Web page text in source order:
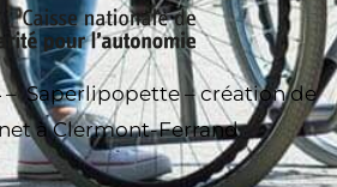
–Saperlipopette – création de
à Clermont-Ferrand